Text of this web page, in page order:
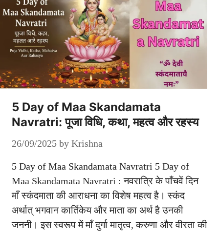
5 Day of Maa Skandamata
Navratri: पूजा विधि, कथा, महत्व और रहस्य
26/09/2025 by Krishna
5 Day of Maa Skandamata Navratri 5 Day of
Maa Skandamata Navratri : नवरात्रि के पाँचवें दिन
माँ स्कंदमाता की आराधना का विशेष महत्व है। स्कंद
अर्थात् भगवान कार्तिकेय और माता का अर्थ है उनकी
जननी। इस स्वरूप में माँ दुर्गा मातृत्व, करुणा और वीरता की